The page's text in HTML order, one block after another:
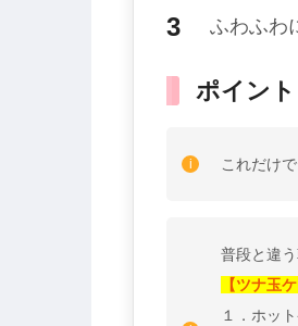
ふわふわ
ポイント
これだけ
普段と違
【ツナ玉
１．ホッ